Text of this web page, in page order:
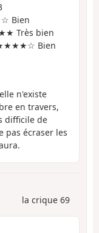
Bien
Très bien
Bien
n'existe
en travers,
difficile de
pas écraser les
la crique 69